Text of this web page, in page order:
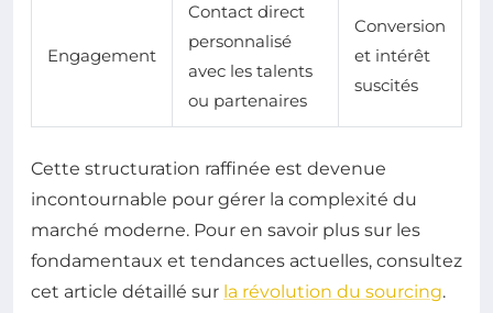
Engagement
Contact direct
personnalisé
avec les talents
ou partenaires
Conversion
et intérêt
suscités
Cette structuration raffinée est devenue
incontournable pour gérer la complexité du
marché moderne. Pour en savoir plus sur les
fondamentaux et tendances actuelles, consultez
cet article détaillé sur la révolution du sourcing.